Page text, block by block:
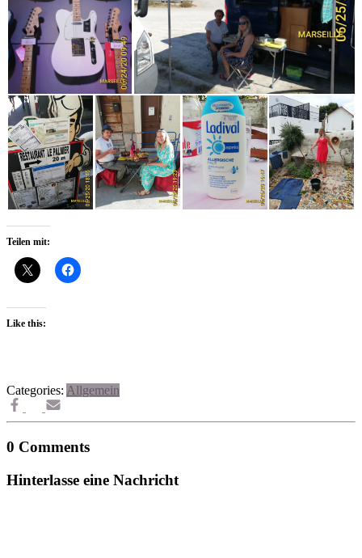
Teilen mit:
Like this:
Categories: Allgemein
0 Comments
Hinterlasse eine Nachricht